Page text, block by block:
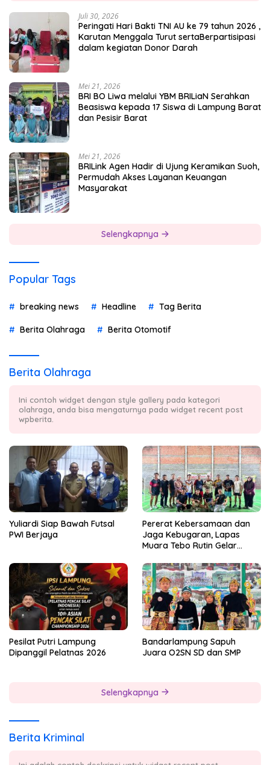
Juli 30, 2026
Peringati Hari Bakti TNI AU ke 79 tahun 2026 ,
Karutan Menggala Turut sertaBerpartisipasi
dalam kegiatan Donor Darah
Mei 21, 2026
BRI BO Liwa melalui YBM BRILiaN Serahkan
Beasiswa kepada 17 Siswa di Lampung Barat
dan Pesisir Barat
Mei 21, 2026
BRILink Agen Hadir di Ujung Keramikan Suoh,
Permudah Akses Layanan Keuangan
Masyarakat
Selengkapnya
Popular Tags
breaking news Headline Tag Berita
Berita Olahraga Berita Otomotif
Berita Olahraga
Ini contoh widget dengan style gallery pada kategori
olahraga, anda bisa mengaturnya pada widget recent post
wpberita.
Yuliardi Siap Bawah Futsal
PWI Berjaya
Pererat Kebersamaan dan
Jaga Kebugaran, Lapas
Muara Tebo Rutin Gelar
Pesilat Putri Lampung
Dipanggil Pelatnas 2026
Bandarlampung Sapuh
Juara O2SN SD dan SMP
Selengkapnya
Berita Kriminal